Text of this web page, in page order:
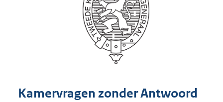
Kamervragen zonder Antwoord